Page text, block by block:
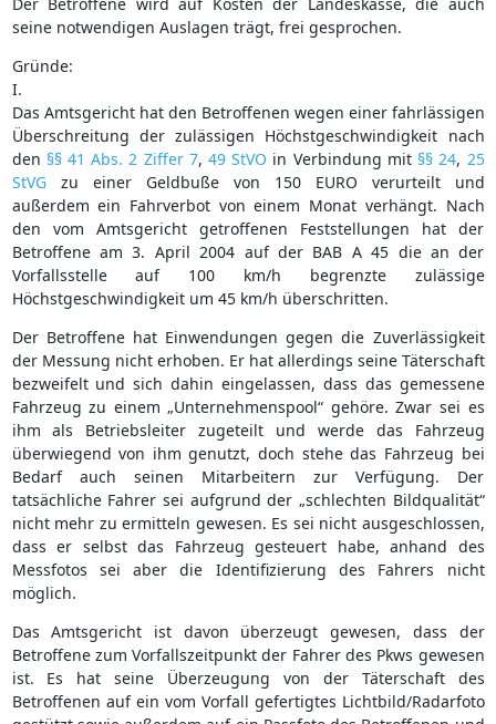
seine notwendigen Auslagen trägt, frei gesprochen.
Gründe:
I.
Das Amtsgericht hat den Betroffenen wegen einer fahrlässigen
Überschreitung der zulässigen Höchstgeschwindigkeit nach
den §§ 41 Abs. 2 Ziffer 7,49 StVO in Verbindung mit §§ 24, 25
StVGzu einer Geldbuße von 150 EURO verurteilt und
außerdem ein Fahrverbot von einem Monat verhängt. Nach
den vom Amtsgericht getroffenen Feststellungen hat der
Betroffene am 3. April 2004 auf der BAB A 45 die an der
Vorfallsstelle auf 100 km/h begrenzte zulässige
Höchstgeschwindigkeit um 45 km/h überschritten.
Der Betroffene hat Einwendungen gegen die Zuverlässigkeit
der Messung nicht erhoben. Er hat allerdings seine Täterschaft
bezweifelt und sich dahin eingelassen, dass das gemessene
Fahrzeug zu einem „Unternehmenspool“ gehöre. Zwar sei es
ihm als Betriebsleiter zugeteilt und werde das Fahrzeug
überwiegend von ihm genutzt, doch stehe das Fahrzeug bei
Bedarf auch seinen Mitarbeitern zur Verfügung. Der
tatsächliche Fahrer sei aufgrund der „schlechten Bildqualität“
nicht mehr zu ermitteln gewesen. Es sei nicht ausgeschlossen,
dass er selbst das Fahrzeug gesteuert habe, anhand des
Messfotos sei aber die Identifizierung des Fahrers nicht
möglich.
Das Amtsgericht ist davon überzeugt gewesen, dass der
Betroffene zum Vorfallszeitpunkt der Fahrer des Pkws gewesen
ist. Es hat seine Überzeugung von der Täterschaft des
Betroffenen auf ein vom Vorfall gefertigtes Lichtbild/Radarfoto